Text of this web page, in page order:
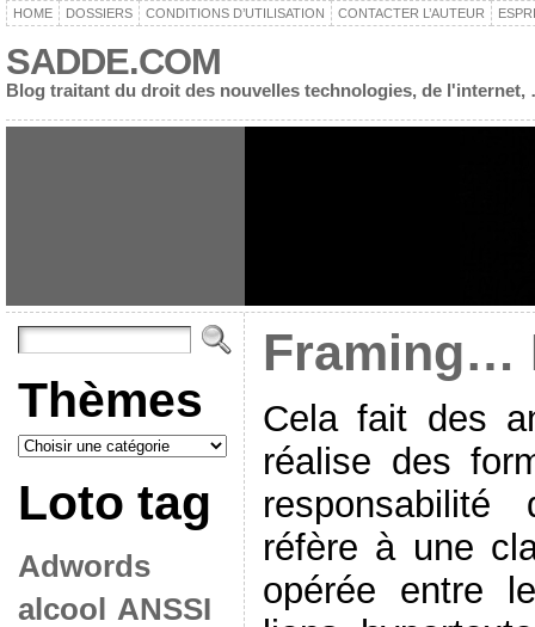
HOME DOSSIERS CONDITIONS D’UTILISATION CONTACTER L’AUTEUR
SADDE.COM
Blog traitant du droit des nouvelles technologies, de l'internet,
Thèmes
Loto tag
Adwords
alcool
ANSSI
Framing…
Cela fait des
réalise des
réfère à une
opérée entre